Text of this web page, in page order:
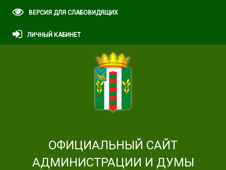
ВЕРСИЯ ДЛЯ СЛАБОВИДЯЩИХ
ЛИЧНЫЙ КАБИНЕТ
ОФИЦИАЛЬНЫЙ САЙТ
АДМИНИСТРАЦИИ И ДУМЫ